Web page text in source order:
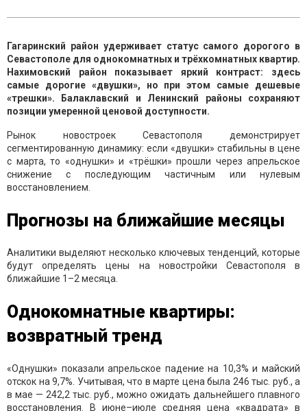
Гагаринский район удерживает статус самого дорогого в
Севастополе для однокомнатных и трёхкомнатных квартир.
Нахимовский район показывает яркий контраст: здесь
самые дорогие «двушки», но при этом самые дешевые
«трешки». Балаклавский и Ленинский районы сохраняют
позиции умеренной ценовой доступности.
Рынок новостроек Севастополя демонстрирует
сегментированную динамику: если «двушки» стабильны в цене
с марта, то «однушки» и «трёшки» прошли через апрельское
снижение с последующим частичным или нулевым
восстановлением.
Прогнозы на ближайшие месяцы
Аналитики выделяют несколько ключевых тенденций, которые
будут определять цены на новостройки Севастополя в
ближайшие 1–2 месяца.
Однокомнатные квартиры:
возвратный тренд
«Однушки» показали апрельское падение на 10,3% и майский
отскок на 9,7%. Учитывая, что в марте цена была 246 тыс. руб., а
в мае — 242,2 тыс. руб., можно ожидать дальнейшего плавного
восстановления. В июне–июле средняя цена «квадрата» в